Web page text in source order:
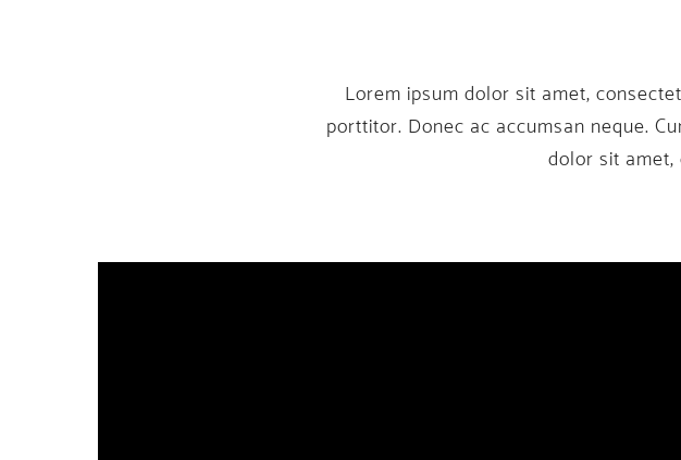
Lorem ipsum dolor sit amet,
porttitor. Donec ac accumsan neque.
dolor sit amet,